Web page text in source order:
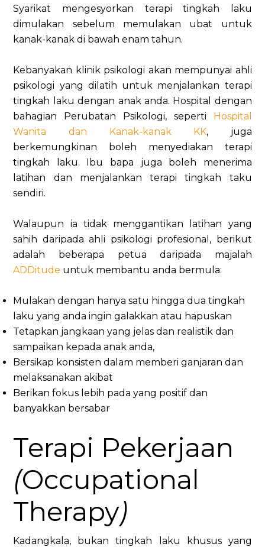
Syarikat mengesyorkan terapi tingkah laku
dimulakan sebelum memulakan ubat untuk
kanak-kanak di bawah enam tahun.
Kebanyakan klinik psikologi akan mempunyai ahli
psikologi yang dilatih untuk menjalankan terapi
tingkah laku dengan anak anda. Hospital dengan
bahagian Perubatan Psikologi, seperti
Hospital
Wanita dan Kanak-kanak KK, juga
berkemungkinan boleh menyediakan terapi
tingkah laku. Ibu bapa juga boleh menerima
latihan dan menjalankan terapi tingkah taku
sendiri.
Walaupun ia tidak menggantikan latihan yang
sahih daripada ahli psikologi profesional, berikut
adalah beberapa petua daripada majalah
ADDitude untuk membantu anda bermula:
Mulakan dengan hanya satu hingga dua tingkah
laku yang anda ingin galakkan atau hapuskan
Tetapkan jangkaan yang jelas dan realistik dan
sampaikan kepada anak anda,
Bersikap konsisten dalam memberi ganjaran dan
melaksanakan akibat
Berikan fokus lebih pada yang positif dan
banyakkan bersabar
Terapi Pekerjaan
(Occupational
Therapy)
Kadangkala, bukan tingkah laku khusus yang